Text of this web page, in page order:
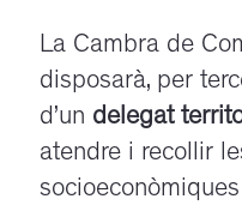
La Cambra de
disposarà, per
d’un delegat
atendre i recollir